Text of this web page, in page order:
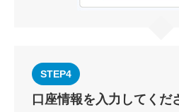
STEP4
口座情報を入力してくだ